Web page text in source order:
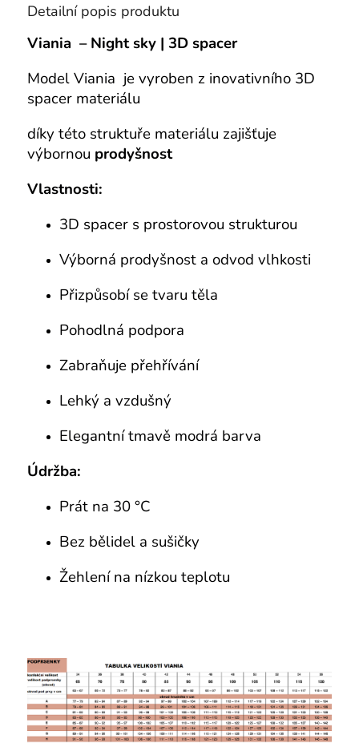
Detailní popis produktu
Viania – Night sky | 3D spacer
Model Viania je vyroben z inovativního 3D
spacer materiálu
díky této struktuře materiálu zajišťuje
výbornou prodyšnost
Vlastnosti:
3D spacer s prostorovou strukturou
Výborná prodyšnost a odvod vlhkosti
Přizpůsobí se tvaru těla
Pohodlná podpora
Zabraňuje přehřívání
Lehký a vzdušný
Elegantní tmavě modrá barva
Údržba:
Prát na 30 °C
Bez bělidel a sušičky
Žehlení na nízkou teplotu